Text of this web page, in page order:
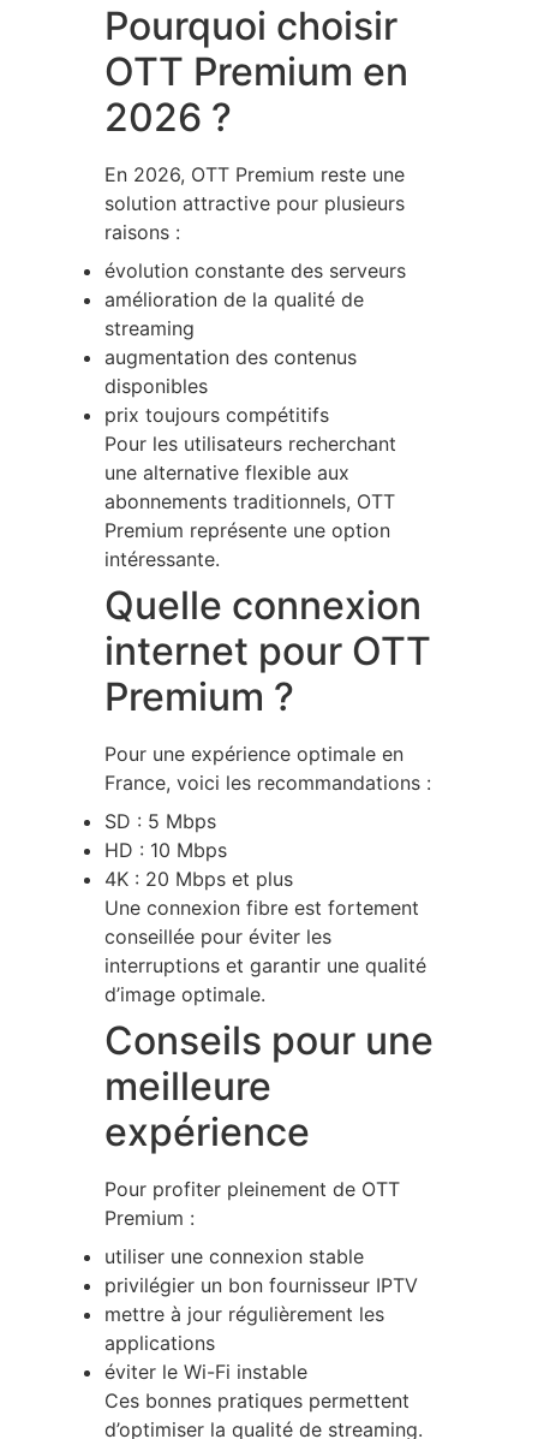
Pourquoi choisir
OTT Premium en
2026 ?
En 2026, OTT Premium reste une
solution attractive pour plusieurs
raisons :
évolution constante des serveurs
amélioration de la qualité de
streaming
augmentation des contenus
disponibles
prix toujours compétitifs
Pour les utilisateurs recherchant
une alternative flexible aux
abonnements traditionnels, OTT
Premium représente une option
intéressante.
Quelle connexion
internet pour OTT
Premium ?
Pour une expérience optimale en
France, voici les recommandations :
SD : 5 Mbps
HD : 10 Mbps
4K : 20 Mbps et plus
Une connexion fibre est fortement
conseillée pour éviter les
interruptions et garantir une qualité
d’image optimale.
Conseils pour une
meilleure
expérience
Pour profiter pleinement de OTT
Premium :
utiliser une connexion stable
privilégier un bon fournisseur IPTV
mettre à jour régulièrement les
applications
éviter le Wi-Fi instable
Ces bonnes pratiques permettent
d’optimiser la qualité de streaming.